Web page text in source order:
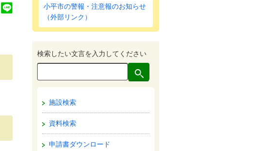
小平市の警報・注意報のお知らせ
（外部リンク）
検索したい文言を入力してください
施設検索
資料検索
申請書ダウンロード